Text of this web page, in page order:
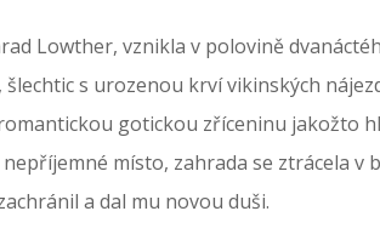
Lowther, vznikla v polovině
s urozenou krví vikinských
gotickou zříceninu jakožto
místo, zahrada se ztrácela v
a dal mu novou duši.